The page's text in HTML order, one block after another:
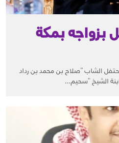
بزواجه بمكة
الشاب "صلاح بن محمد بن رداد
الشيخ "سحيم...